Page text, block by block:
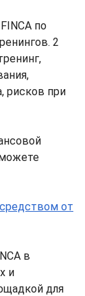
по
2
рисков при
в
и
для